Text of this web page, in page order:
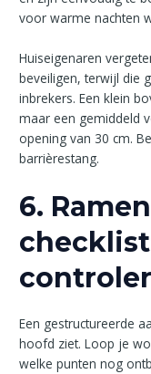
voor warme nachten
Huiseigenaren
beveiligen, terwijl die
inbrekers. Een klein
maar een gemiddeld
opening van 30 cm.
barrièrestang.
6.
Een gestructureerde
hoofd ziet. Loop je
welke punten nog